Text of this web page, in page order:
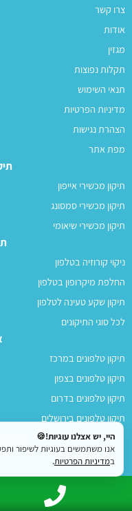
צרו קשר
אודות
מגזין
תקלות נפוצות
תנאי השימוש
מדיניות הפרטיות
הצהרת נגישות
מפת אתר
תיקון מכשירי אייפון
תיקון מכשירי סמסונג
תיקון מכשירי שיאומי
ניקוי קורוזיה בטלפון
החלפת מיקרופון בטלפון
תיקון שקע טעינה לטלפון
לכל סוגי התיקונים
תיקון טלפונים במרכז
תיקון טלפונים בצפון
תיקון טלפונים בדרום
תיקון טלפונים בירושלים
היי, יש אצלנו עוגיות!🍪
אנו משתמשים בעוגיות לשיפור
במדיניות הפרטיות.